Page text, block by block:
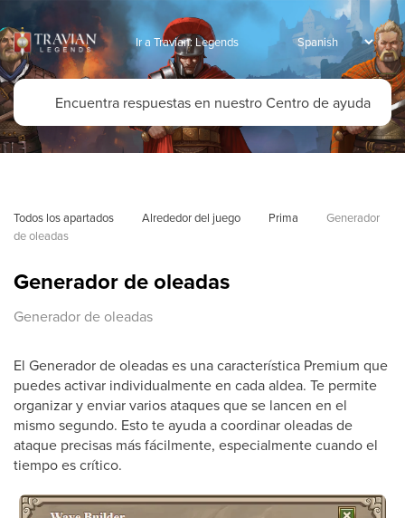
Ir a Travian: Legends
Todos los apartados Alrededor del juego Prima
Generador
de oleadas
Generador de oleadas
Generador de oleadas
El Generador de oleadas es una característica Premium que
puedes activar individualmente en cada aldea. Te permite
organizar y enviar varios ataques que se lancen en el
mismo segundo. Esto te ayuda a coordinar oleadas de
ataque precisas más fácilmente, especialmente cuando el
tiempo es crítico.